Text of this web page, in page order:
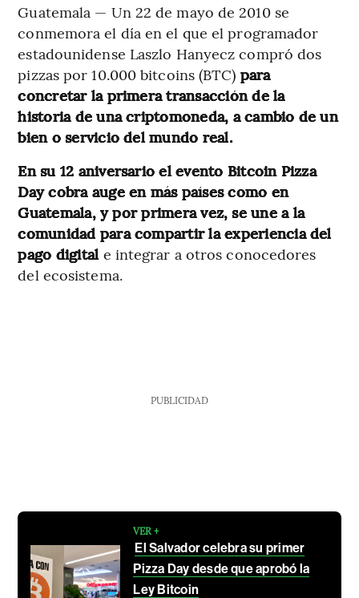
Guatemala — Un 22 de mayo de 2010 se
conmemora el día en el que el programador
estadounidense Laszlo Hanyecz compró dos
pizzas por 10.000 bitcoins (BTC) para
concretar la primera transacción de la
historia de una criptomoneda, a cambio de un
bien o servicio del mundo real.
En su 12 aniversario el evento Bitcoin Pizza
Day cobra auge en más países como en
Guatemala, y por primera vez, se une a la
comunidad para compartir la experiencia del
pago digital e integrar a otros conocedores
del ecosistema.
PUBLICIDAD
VER +
El Salvador celebra su primer
Pizza Day desde que aprobó la
Ley Bitcoin